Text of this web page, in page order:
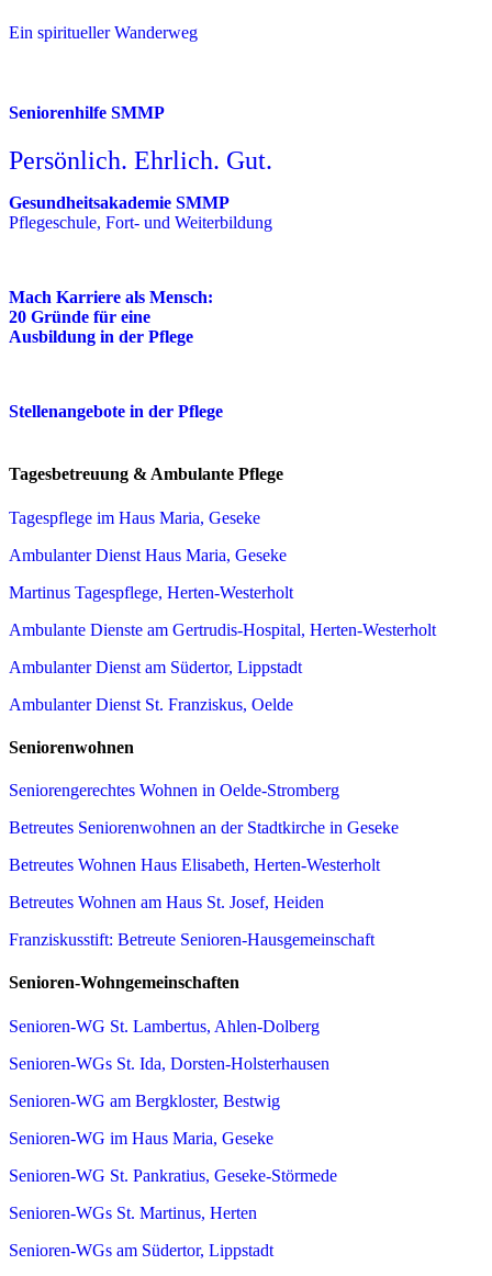
Ein spiritueller Wanderweg
Seniorenhilfe SMMP
Persönlich. Ehrlich. Gut.
Gesundheitsakademie SMMP
Pflegeschule, Fort- und Weiterbildung
Mach Karriere als Mensch:
20 Gründe für eine
Ausbildung in der Pflege
Stellenangebote in der Pflege
Tagesbetreuung & Ambulante Pflege
Tagespflege im Haus Maria, Geseke
Ambulanter Dienst Haus Maria, Geseke
Martinus Tagespflege, Herten-Westerholt
Ambulante Dienste am Gertrudis-Hospital, Herten-Westerholt
Ambulanter Dienst am Südertor, Lippstadt
Ambulanter Dienst St. Franziskus, Oelde
Seniorenwohnen
Seniorengerechtes Wohnen in Oelde-Stromberg
Betreutes Seniorenwohnen an der Stadtkirche in Geseke
Betreutes Wohnen Haus Elisabeth, Herten-Westerholt
Betreutes Wohnen am Haus St. Josef, Heiden
Franziskusstift: Betreute Senioren-Hausgemeinschaft
Senioren-Wohngemeinschaften
Senioren-WG St. Lambertus, Ahlen-Dolberg
Senioren-WGs St. Ida, Dorsten-Holsterhausen
Senioren-WG am Bergkloster, Bestwig
Senioren-WG im Haus Maria, Geseke
Senioren-WG St. Pankratius, Geseke-Störmede
Senioren-WGs St. Martinus, Herten
Senioren-WGs am Südertor, Lippstadt